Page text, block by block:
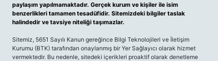
paylaşım yapılmamaktadır. Gerçek kurum ve kişiler ile isim
benzerlikleri tamamen tesadüfidir. Sitemizdeki bilgiler taslak
halindedir ve tavsiye niteliği taşımazlar.
Sitemiz, 5651 Sayılı Kanun gereğince Bilgi Teknolojileri ve İletişim
Kurumu (BTK) tarafından onaylanmış bir Yer Sağlayıcı olarak hizmet
vermektedir. Bu nedenle, sitedeki içerikleri proaktif olarak denetleme